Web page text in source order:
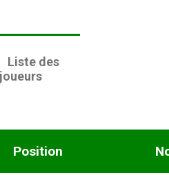
Liste des
joueurs
Position